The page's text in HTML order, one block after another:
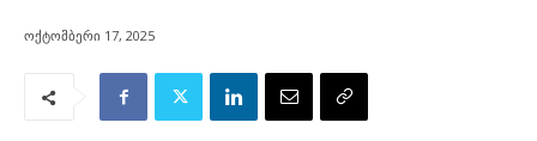
ოქტომბერი 17, 2025